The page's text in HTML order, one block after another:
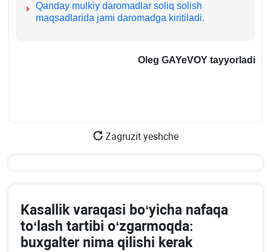
Qanday mulkiy daromadlar soliq solish
maqsadlarida jami daromadga kiritiladi.
Oleg GAYeVOY tayyorladi
Zagruzit yeshche
Kasallik varaqasi boʻyicha nafaqa
toʻlash tartibi oʻzgarmoqda:
buхgalter nima qilishi kerak